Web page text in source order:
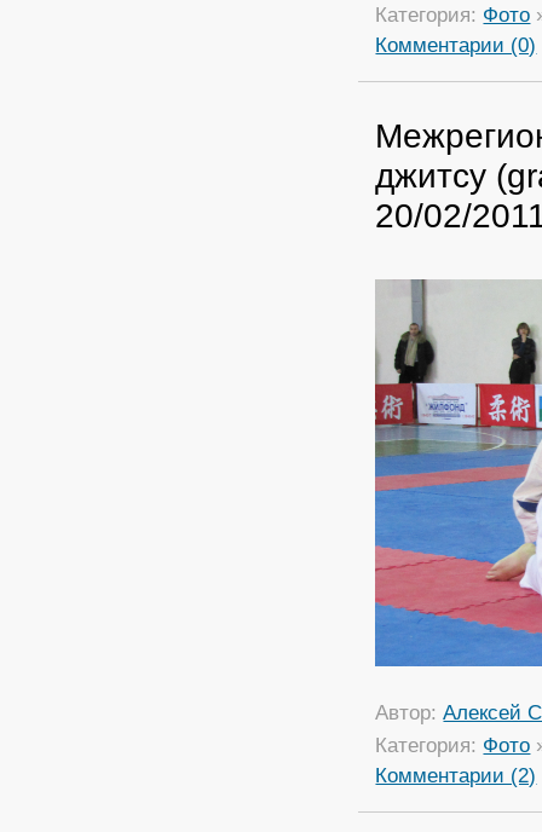
Категория: Фото
Комментарии (0)
джитсу
20/02/
Автор:Алексей
Категория: Фото
Комментарии (2)